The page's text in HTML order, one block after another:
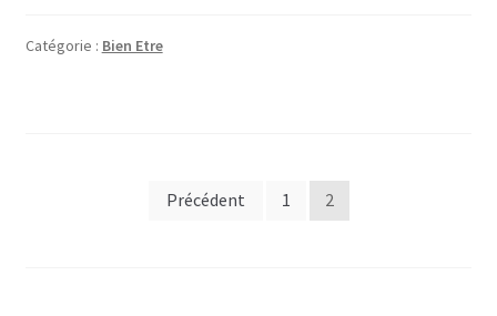
Catégorie : Bien Etre
PaginationPrécédent 1 2